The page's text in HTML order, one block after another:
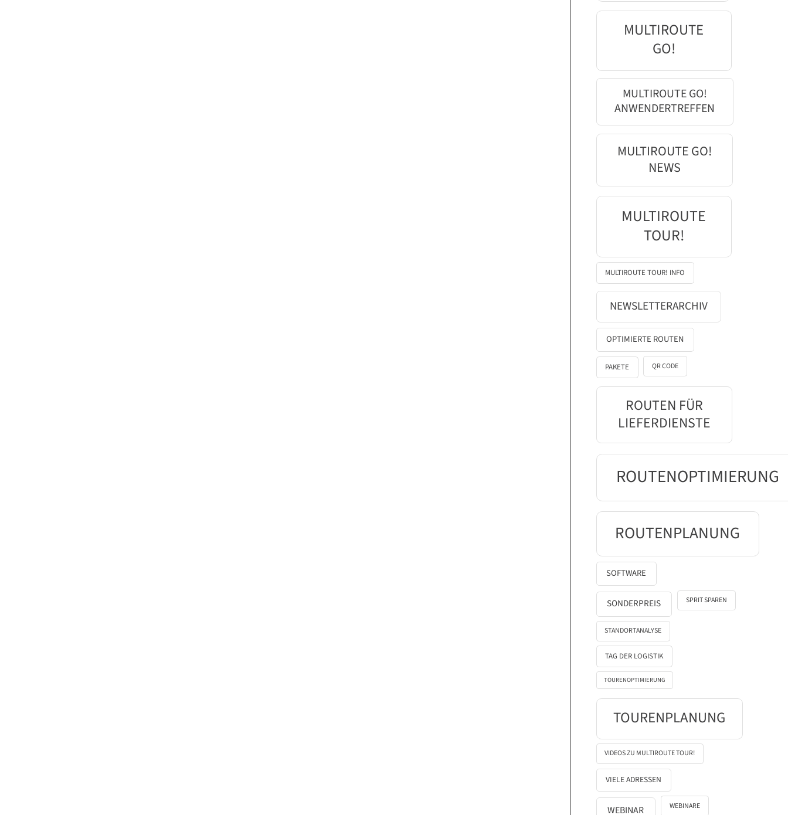
MULTIROUTE
GO!
MULTIROUTE GO!
ANWENDERTREFFEN
MULTIROUTE GO!
NEWS
MULTIROUTE
TOUR!
MULTIROUTE TOUR! INFO
NEWSLETTERARCHIV
OPTIMIERTE ROUTEN
PAKETE QR CODE
ROUTEN FÜR
LIEFERDIENSTE
ROUTENOPTIMIERUNG
ROUTENPLANUNG
SOFTWARE
SONDERPREIS SPRIT SPAREN
STANDORTANALYSE
TAG DER LOGISTIK
TOURENOPTIMIERUNG
TOURENPLANUNG
VIDEOS ZU MULTIROUTE TOUR!
VIELE ADRESSEN
WEBINAR WEBINARE